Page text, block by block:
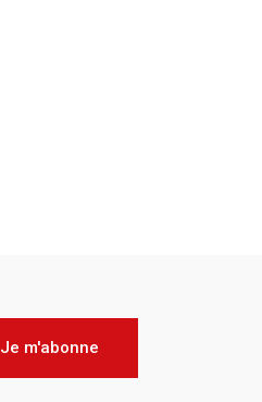
Je m'abonne